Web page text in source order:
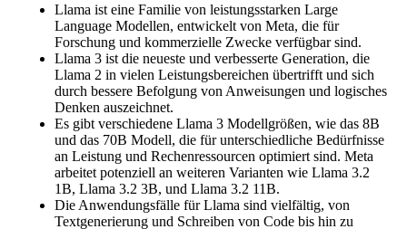
Llama ist eine Familie von leistungsstarken Large
Language Modellen, entwickelt von Meta, die für
Forschung und kommerzielle Zwecke verfügbar sind.
Llama 3 ist die neueste und verbesserte Generation, die
Llama 2 in vielen Leistungsbereichen übertrifft und sich
durch bessere Befolgung von Anweisungen und logisches
Denken auszeichnet.
Es gibt verschiedene Llama 3 Modellgrößen, wie das 8B
und das 70B Modell, die für unterschiedliche Bedürfnisse
an Leistung und Rechenressourcen optimiert sind. Meta
arbeitet potenziell an weiteren Varianten wie Llama 3.2
1B, Llama 3.2 3B, und Llama 3.2 11B.
Die Anwendungsfälle für Llama sind vielfältig, von
Textgenerierung und Schreiben von Code bis hin zu